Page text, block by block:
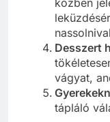
Desszert
vágyat,
tápláló